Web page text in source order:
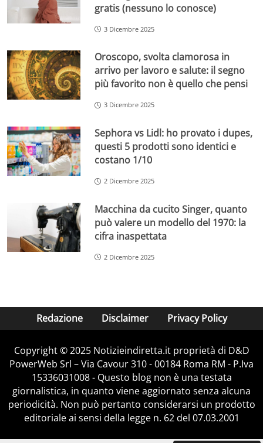
gratis (nessuno lo conosce)
3 Dicembre 2025
Oroscopo, svolta clamorosa in
arrivo per lavoro e salute: il segno
più favorito non è quello che pensi
3 Dicembre 2025
Sephora vs Lidl: ho provato i dupes,
questi 5 prodotti sono identici e
costano 1/10
2 Dicembre 2025
Macchina da cucito Singer, quanto
può valere un modello del 1970: la
cifra inaspettata
2 Dicembre 2025
Redazione Disclaimer Privacy Policy
Copyright © 2025 Notizieindiretta.it proprietà di D&D
PowerWeb Srl – Via Cavour 310 - 00184 Roma RM - P.Iva
15336031008 - Questo blog non è una testata
giornalistica, in quanto viene aggiornato senza alcuna
periodicità. Non può pertanto considerarsi un prodotto
editoriale ai sensi della legge n. 62 del 07.03.2001